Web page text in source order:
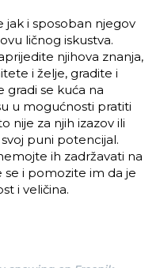
jak i sposoban njegov
ličnog iskustva.
njihova znanja,
i želje, gradite i
gradi se kuća na
u mogućnosti pratiti
nije za njih izazov ili
puni potencijal.
ih zadržavati na
i pomozite im da je
i veličina.